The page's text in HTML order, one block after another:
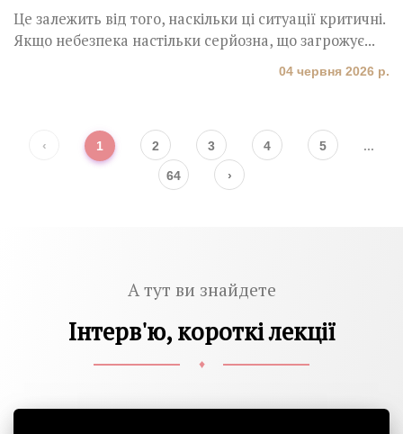
Це залежить від того, наскільки ці ситуації критичні.
Якщо небезпека настільки серйозна, що загрожує...
04 червня 2026 р.
‹ 1 2 3 4 5 ...
64 ›
А тут ви знайдете
Інтерв'ю, короткі лекції
♦